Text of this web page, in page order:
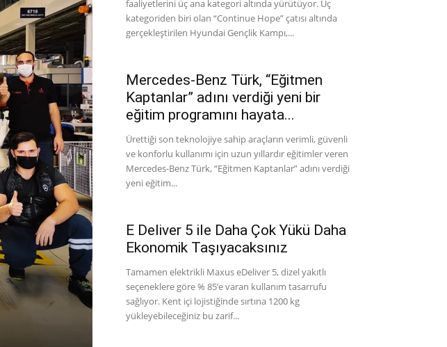
faaliyetlerini üç ana kategori altında yürütüyor. Üç
kategoriden biri olan “Continue Hope” çatısı altında
gerçekleştirilen Hyundai Gençlik Kampı,...
Mercedes-Benz Türk, “Eğitmen
Kaptanlar” adını verdiği yeni bir
eğitim programını hayata...
Ürettiği son teknolojiye sahip araçların verimli, güvenli
ve konforlu kullanımı için uzun yıllardır eğitimler veren
Mercedes-Benz Türk, “Eğitmen Kaptanlar” adını verdiği
yeni eğitim...
E Deliver 5 ile Daha Çok Yükü Daha
Ekonomik Taşıyacaksınız
Tamamen elektrikli Maxus eDeliver 5, dizel yakıtlı
seçeneklere göre % 85’e varan kullanım tasarrufu
sağlıyor. Kent içi lojistiğinde sırtına 1200 kg
yükleyebileceğiniz bu zarif...